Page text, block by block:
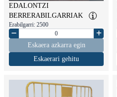
EDALONTZI
BERRERABILGARRIAK
Erabilgarri: 2500
Eskaera azkarra egin
Eskaerari gehitu